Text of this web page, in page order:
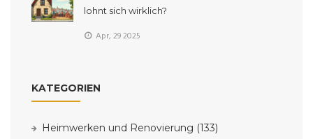
lohnt sich wirklich?
Apr, 29 2025
KATEGORIEN
Heimwerken und Renovierung (133)